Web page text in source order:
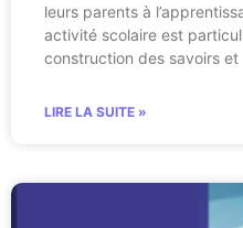
leurs parents à
activité scolaire est
construction des savoirs et
LIRE LA SUITE »